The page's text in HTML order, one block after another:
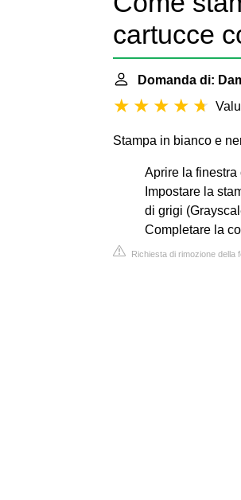
cartucce
Domanda di:
Stampa in bianco e
Aprire la
Impostare la
di grigi
Completare la
Richiesta di rimozione della